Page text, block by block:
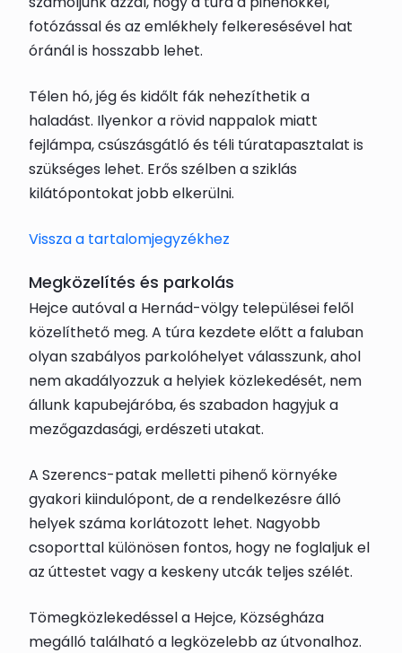
fotózással és az emlékhely felkeresésével hat
óránál is hosszabb lehet.
Télen hó, jég és kidőlt fák nehezíthetik a
haladást. Ilyenkor a rövid nappalok miatt
fejlámpa, csúszásgátló és téli túratapasztalat is
szükséges lehet. Erős szélben a sziklás
kilátópontokat jobb elkerülni.
Vissza a tartalomjegyzékhez
Megközelítés és parkolás
Hejce autóval a Hernád-völgy települései felől
közelíthető meg. A túra kezdete előtt a faluban
olyan szabályos parkolóhelyet válasszunk, ahol
nem akadályozzuk a helyiek közlekedését, nem
állunk kapubejáróba, és szabadon hagyjuk a
mezőgazdasági, erdészeti utakat.
A Szerencs-patak melletti pihenő környéke
gyakori kiindulópont, de a rendelkezésre álló
helyek száma korlátozott lehet. Nagyobb
csoporttal különösen fontos, hogy ne foglaljuk el
az úttestet vagy a keskeny utcák teljes szélét.
Tömegközlekedéssel a Hejce, Községháza
megálló található a legközelebb az útvonalhoz.